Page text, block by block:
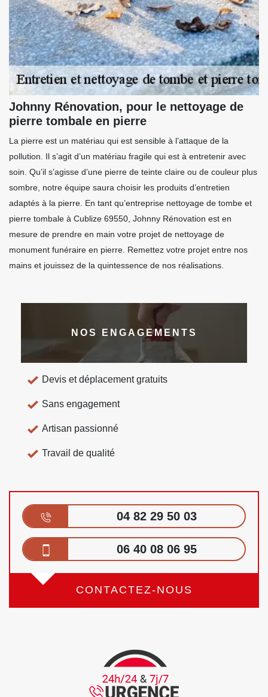
Johnny Rénovation, pour le nettoyage de
pierre tombale en pierre
La pierre est un matériau qui est sensible à l’attaque de la
pollution. Il s’agit d’un matériau fragile qui est à entretenir avec
soin. Qu’il s’agisse d’une pierre de teinte claire ou de couleur plus
sombre, notre équipe saura choisir les produits d’entretien
adaptés à la pierre. En tant qu’entreprise nettoyage de tombe et
pierre tombale à Cublize 69550, Johnny Rénovation est en
mesure de prendre en main votre projet de nettoyage de
monument funéraire en pierre. Remettez votre projet entre nos
mains et jouissez de la quintessence de nos réalisations.
NOS ENGAGEMENTS
Devis et déplacement gratuits
Sans engagement
Artisan passionné
Travail de qualité
04 82 29 50 03
06 40 08 06 95
CONTACTEZ-NOUS